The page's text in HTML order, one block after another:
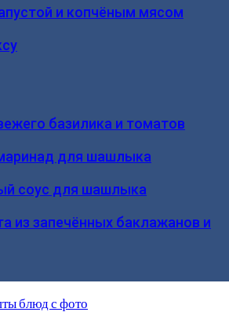
и копчёным мясом
базилика и томатов
для шашлыка
соус для шашлыка
из запечённых баклажанов и